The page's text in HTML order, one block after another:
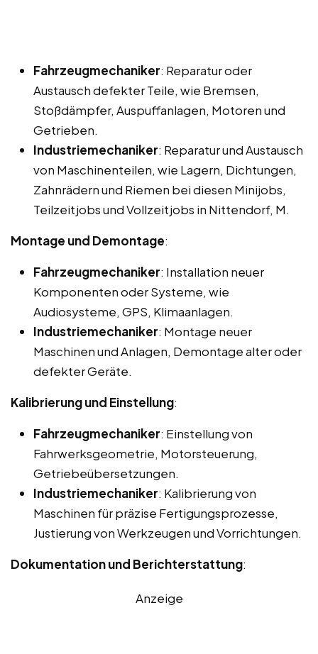
Fahrzeugmechaniker: Reparatur oder
Austausch defekter Teile, wie Bremsen,
Stoßdämpfer, Auspuffanlagen, Motoren und
Getrieben.
Industriemechaniker: Reparatur und Austausch
von Maschinenteilen, wie Lagern, Dichtungen,
Zahnrädern und Riemen bei diesen Minijobs,
Teilzeitjobs und Vollzeitjobs in Nittendorf, M.
Montage und Demontage:
Fahrzeugmechaniker: Installation neuer
Komponenten oder Systeme, wie
Audiosysteme, GPS, Klimaanlagen.
Industriemechaniker: Montage neuer
Maschinen und Anlagen, Demontage alter oder
defekter Geräte.
Kalibrierung und Einstellung:
Fahrzeugmechaniker: Einstellung von
Fahrwerksgeometrie, Motorsteuerung,
Getriebeübersetzungen.
Industriemechaniker: Kalibrierung von
Maschinen für präzise Fertigungsprozesse,
Justierung von Werkzeugen und Vorrichtungen.
Dokumentation und Berichterstattung:
Anzeige